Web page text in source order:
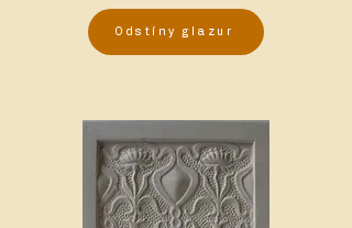
Odstíny glazur